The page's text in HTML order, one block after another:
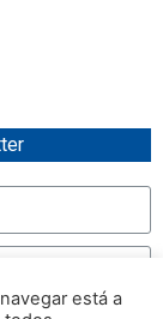
está a